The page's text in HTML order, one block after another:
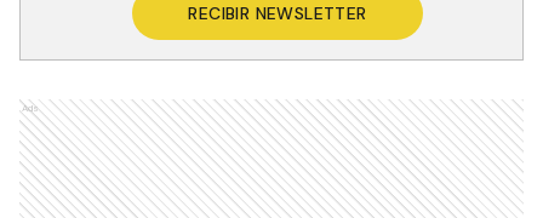
RECIBIR NEWSLETTER
Ads